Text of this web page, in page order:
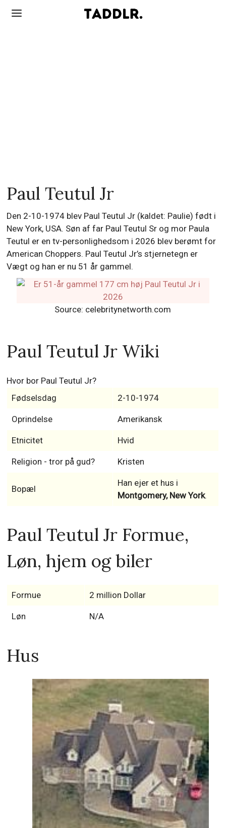
Paul Teutul Jr
Den 2-10-1974 blev Paul Teutul Jr (kaldet: Paulie) født i
New York, USA. Søn af far Paul Teutul Sr og mor Paula
Teutul er en tv-personlighedsom i 2026 blev berømt for
American Choppers. Paul Teutul Jr’s stjernetegn er
Vægt og han er nu 51 år gammel.
Source: celebritynetworth.com
Paul Teutul Jr Wiki
Hvor bor Paul Teutul Jr?
Fødselsdag
2-10-1974
Oprindelse Amerikansk
Etnicitet Hvid
Religion - tror på gud? Kristen
Bopæl
Han ejer et hus i
Montgomery, New York.
Paul Teutul Jr Formue,
Løn, hjem og biler
Formue 2 million Dollar
Løn N/A
Hus